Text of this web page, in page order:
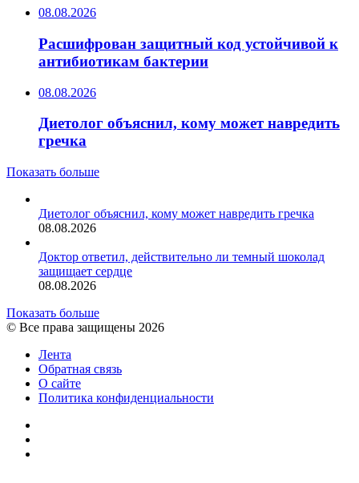
08.08.2026
Расшифрован защитный код устойчивой к
антибиотикам бактерии
08.08.2026
Диетолог объяснил, кому может навредить
гречка
Показать больше
Диетолог объяснил, кому может навредить гречка
08.08.2026
Доктор ответил, действительно ли темный шоколад
защищает сердце
08.08.2026
Показать больше
© Все права защищены 2026
Лента
Обратная связь
О сайте
Политика конфиденциальности